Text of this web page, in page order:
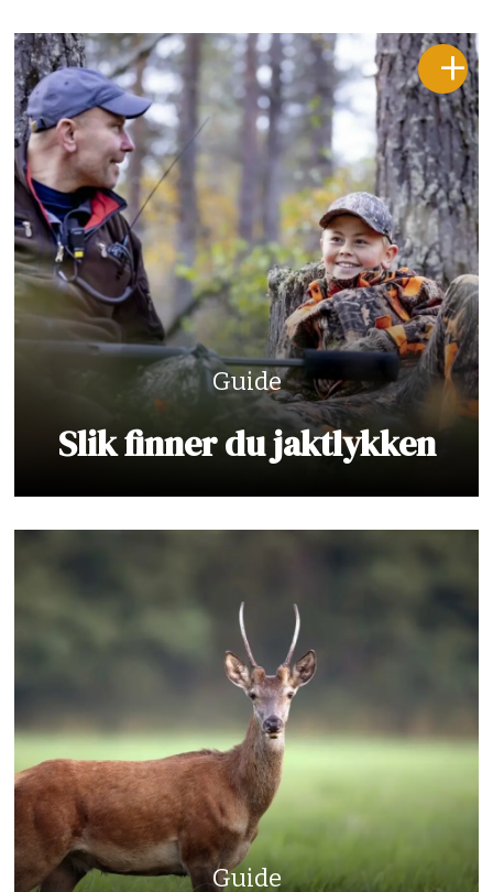
Guide
Slik finner du jaktlykken
Guide